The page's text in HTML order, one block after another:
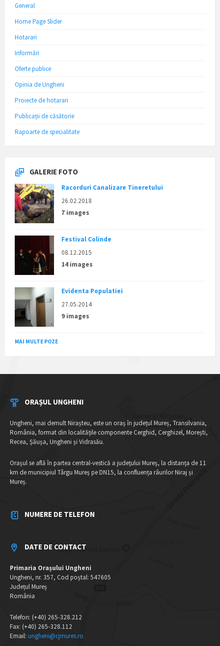
General
Home Page Slider
Hotarari
Informări
Oferte publice
Opinia de Ungheni
Proiecte de hotarari
Publicații de căsătorie
Rapoarte de specialitate
GALERIE FOTO
Racorduri Canalizare Tineretului
26.02.2018
7 images
Festival Colinde
08.12.2015
14 images
Evidenta Populatiei
27.05.2014
9 images
MAI MULTE POZE
ORAȘUL UNGHENI
Ungheni, mai demult Nirașteu, este un oraș în județul Mureș, Transilvania,
România, format din localitățile componente Cerghid, Cerghizel, Morești,
Recea, Șăușa, Ungheni și Vidrasău.
Orașul se află în partea central-vestică a județului Mureș, la distanța de 11
km de municipiul Târgu Mureș pe DN15, la confluența râurilor Niraj și
Mureș.
NUMERE DE TELEFON
DATE DE CONTACT
Primaria Orașului Ungheni
Ungheni, nr. 357, Cod poștal: 547605
Județul Mureș
România
Telefon: (+40) 265-328.212
Fax: (+40) 265-328.112
Email: ungheni@cjmures.ro